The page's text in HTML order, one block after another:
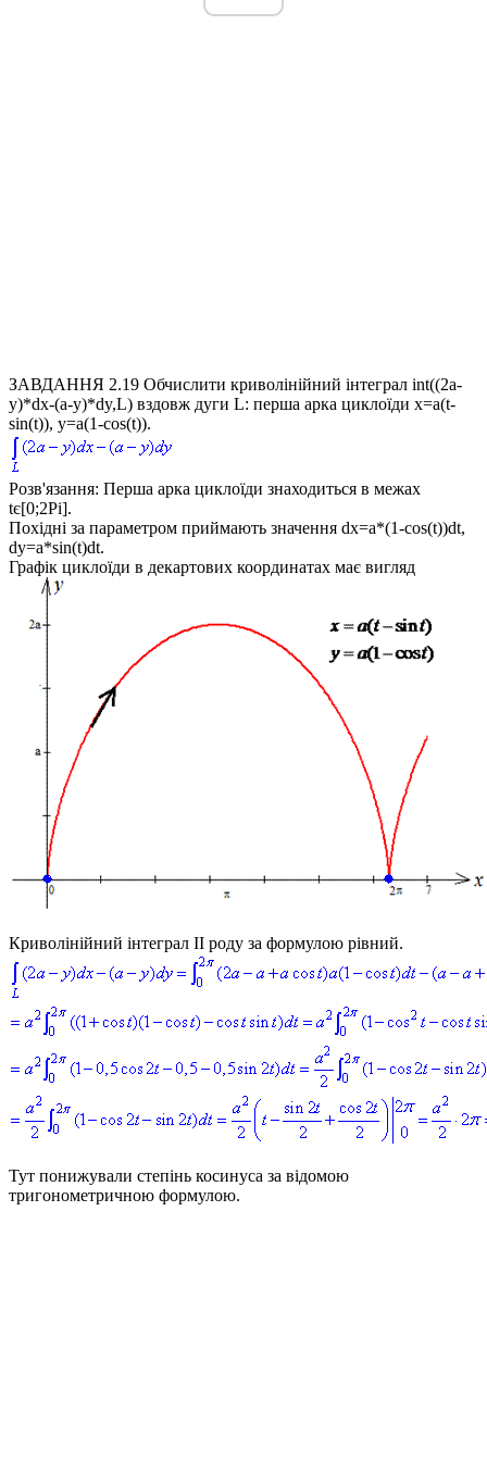
ЗАВДАННЯ 2.19 Обчислити криволінійний інтеграл int((2a-
y)*dx-(a-y)*dy,L) вздовж дуги L: перша арка циклоїди x=a(t-
sin(t)), y=a(1-cos(t)).
Розв'язання: Перша арка циклоїди знаходиться в межах
tє[0;2Pi].
Похідні за параметром приймають значення dx=a*(1-cos(t))dt,
dy=a*sin(t)dt.
Графік циклоїди в декартових координатах має вигляд
Криволінійний інтеграл ІІ роду за формулою рівний.
Тут понижували степінь косинуса за відомою
тригонометричною формулою.